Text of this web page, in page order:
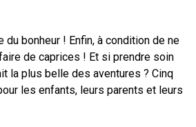
du bonheur ! Enfin, à condition de ne
de caprices ! Et si prendre soin
la plus belle des aventures ? Cinq
les enfants, leurs parents et leurs